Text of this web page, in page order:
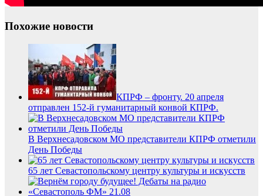
Похожие новости
КПРФ – фронту. 20 апреля
отправлен 152-й гуманитарный конвой КПРФ.
В Верхнесадовском МО представители КПРФ отметили
День Победы
65 лет Севастопольскому центру культуры и искусств